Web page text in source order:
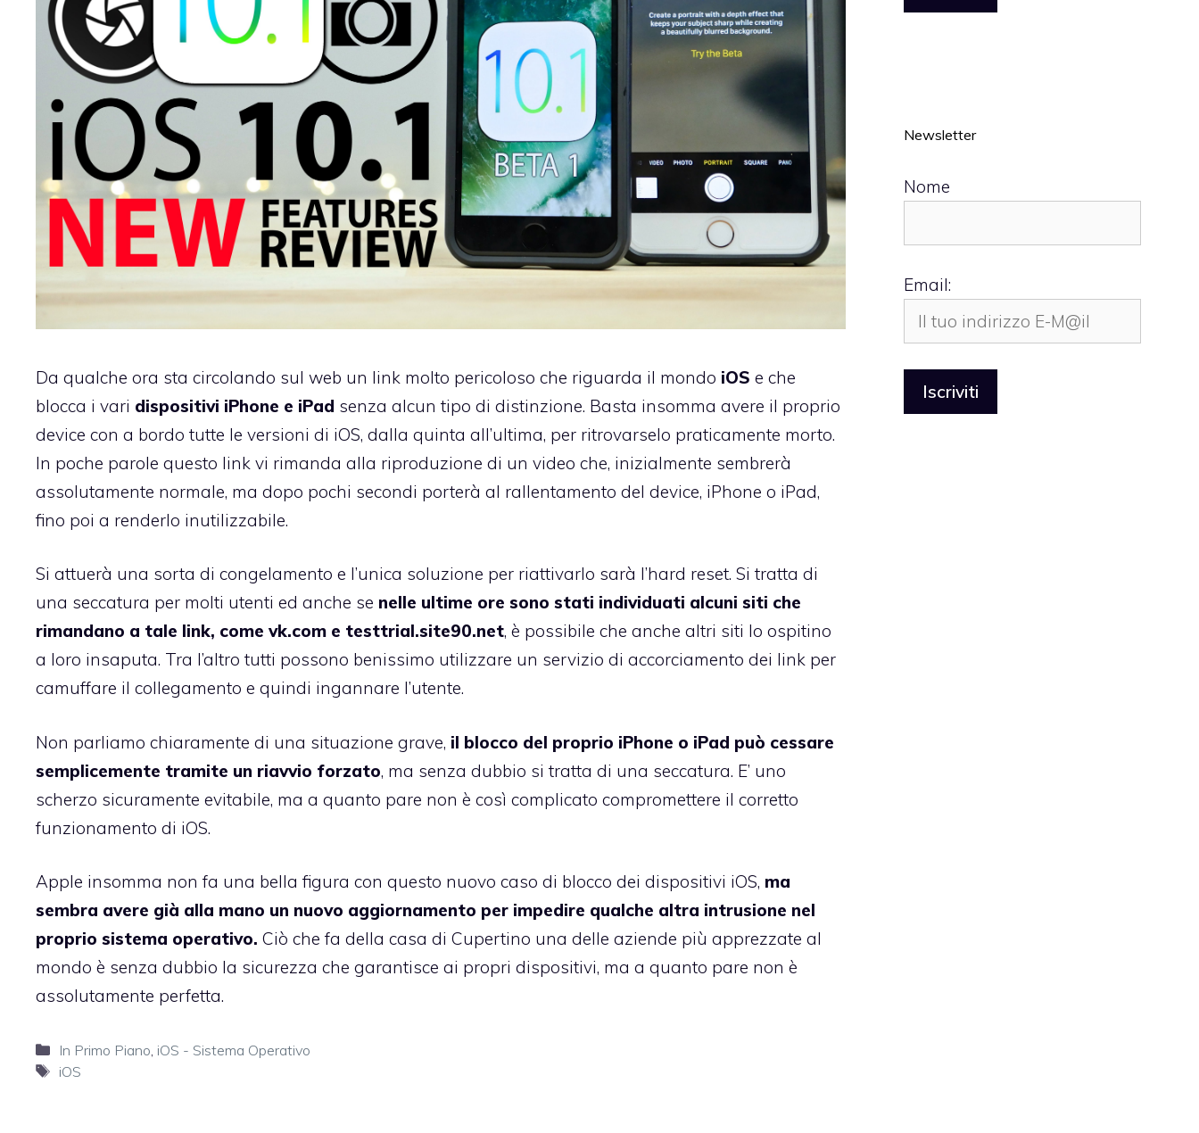
Da qualche ora sta circolando sul web un link molto pericoloso che riguarda il mondo iOS e che
blocca i vari dispositivi iPhone e iPad senza alcun tipo di distinzione. Basta insomma avere il proprio
device con a bordo tutte le versioni di iOS, dalla quinta all’ultima, per ritrovarselo praticamente morto.
In poche parole questo link vi rimanda alla riproduzione di un video che, inizialmente sembrerà
assolutamente normale, ma dopo pochi secondi porterà al rallentamento del device, iPhone o iPad,
fino poi a renderlo inutilizzabile.
Si attuerà una sorta di congelamento e l’unica soluzione per riattivarlo sarà l’hard reset. Si tratta di
una seccatura per molti utenti ed anche se nelle ultime ore sono stati individuati alcuni siti che
rimandano a tale link, come vk.com e testtrial.site90.net, è possibile che anche altri siti lo ospitino
a loro insaputa. Tra l’altro tutti possono benissimo utilizzare un servizio di accorciamento dei link per
camuffare il collegamento e quindi ingannare l’utente.
Non parliamo chiaramente di una situazione grave, il blocco del proprio iPhone o iPad può cessare
semplicemente tramite un riavvio forzato, ma senza dubbio si tratta di una seccatura. E’ uno
scherzo sicuramente evitabile, ma a quanto pare non è così complicato compromettere il corretto
funzionamento di iOS.
Apple insomma non fa una bella figura con questo nuovo caso di blocco dei dispositivi iOS, ma
sembra avere già alla mano un nuovo aggiornamento per impedire qualche altra intrusione nel
proprio sistema operativo. Ciò che fa della casa di Cupertino una delle aziende più apprezzate al
mondo è senza dubbio la sicurezza che garantisce ai propri dispositivi, ma a quanto pare non è
assolutamente perfetta.
Categorie
In Primo Piano iOS - Sistema Operativo
Tag
iOS
Newsletter
Nome
Email: